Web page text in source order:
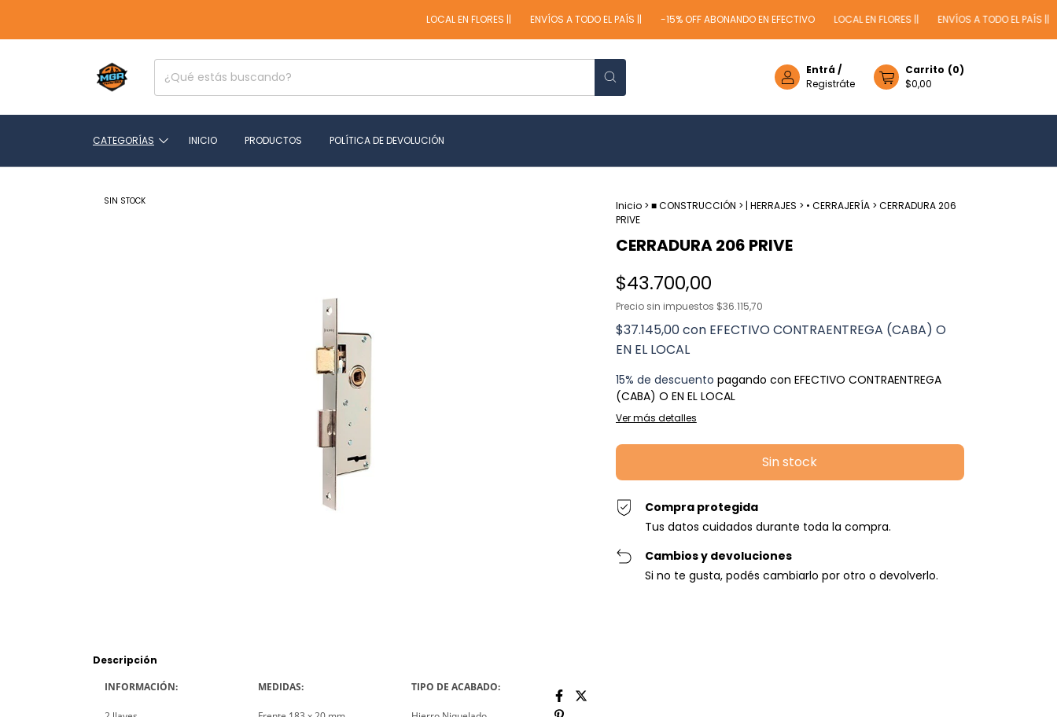
LOCAL EN FLORES || ENVÍOS A TODO EL PAÍS || -15% OFF ABONANDO EN EFECTIVO LOCAL EN FLORES || ENVÍOS A TODO EL PAÍS || -
Entrá/
Registráte
Carrito (0)
$0,00
CATEGORÍAS INICIO PRODUCTOS POLÍTICA DE DEVOLUCIÓN
SIN STOCK Inicio > ■ CONSTRUCCIÓN > | HERRAJES > • CERRAJERÍA > CERRADURA 206
PRIVE
CERRADURA 206 PRIVE
$43.700,00
Precio sin impuestos $36.115,70
$37.145,00con EFECTIVO CONTRAENTREGA (CABA) O
EN EL LOCAL
15% de descuento pagando con EFECTIVO CONTRAENTREGA
(CABA) O EN EL LOCAL
Ver más detalles
Compra protegida
Tus datos cuidados durante toda la compra.
Cambios y devoluciones
Si no te gusta, podés cambiarlo por otro o devolverlo.
Descripción
INFORMACIÓN:
MEDIDAS: TIPO DE ACABADO: